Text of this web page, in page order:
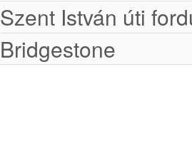
Szent István úti
Bridgestone